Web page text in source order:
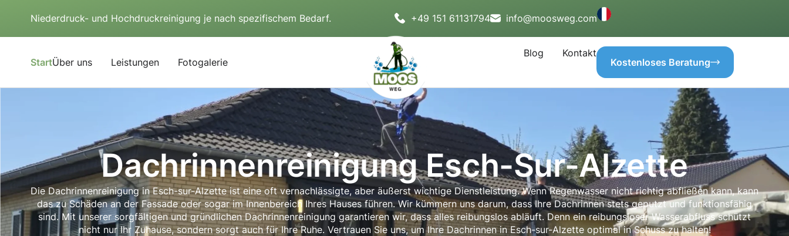
Niederdruck- und Hochdruckreinigung je nach spezifischem Bedarf. +49 151 61131794 info@moosweg.com
StartÜber uns Leistungen Fotogalerie
Blog
Kontakt
Kostenloses Beratung
Dachrinnenreinigung Esch-Sur-Alzette
Die Dachrinnenreinigung in Esch-sur-Alzette ist eine oft vernachlässigte, aber äußerst wichtige Dienstleistung. Wenn Regenwasser nicht richtig abfließen kann, kann
das zu Schäden an der Fassade oder sogar im Innenbereich Ihres Hauses führen. Wir kümmern uns darum, dass Ihre Dachrinnen stets geputzt und funktionsfähig
sind. Mit unserer sorgfältigen und gründlichen Dachrinnenreinigung garantieren wir, dass alles reibungslos abläuft. Denn ein reibungsloser Wasserabfluss schützt
nicht nur Ihr Zuhause, sondern sorgt auch für Ihre Ruhe. Vertrauen Sie uns, um Ihre Dachrinnen in Esch-sur-Alzette optimal in Schuss zu halten!